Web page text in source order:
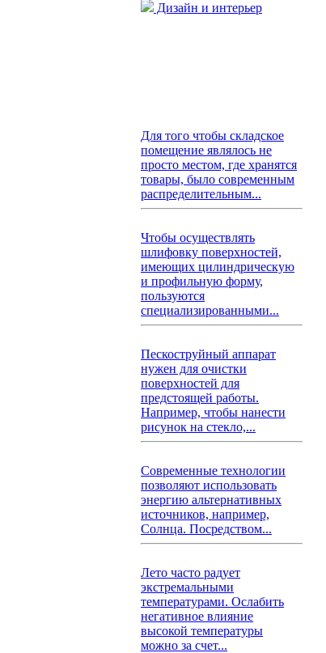
Дизайн и интерьер
Для того чтобы складское
помещение являлось не
просто местом, где хранятся
товары, было современным
распределительным...
Чтобы осуществлять
шлифовку поверхностей,
имеющих цилиндрическую
и профильную форму,
пользуются
специализированными...
Пескоструйный аппарат
нужен для очистки
поверхностей для
предстоящей работы.
Например, чтобы нанести
рисунок на стекло,...
Современные технологии
позволяют использовать
энергию альтернативных
источников, например,
Солнца. Посредством...
Лето часто радует
экстремальными
температурами. Ослабить
негативное влияние
высокой температуры
можно за счет...